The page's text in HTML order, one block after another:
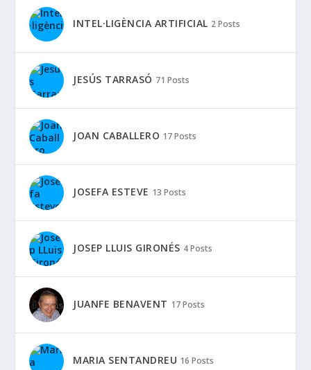
INTEL·LIGÈNCIA ARTIFICIAL 2 Posts
JESÚS TARRASÓ 71 Posts
JOAN CABALLERO 17 Posts
JOSEFA ESTEVE 13 Posts
JOSEP LLUIS GIRONÉS 4 Posts
JUANFE BENAVENT 17 Posts
MARIA SENTANDREU 16 Posts